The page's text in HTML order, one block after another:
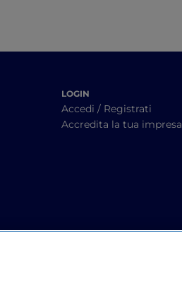
LOGIN
Accedi / Registrati
Accredita la tua impresa